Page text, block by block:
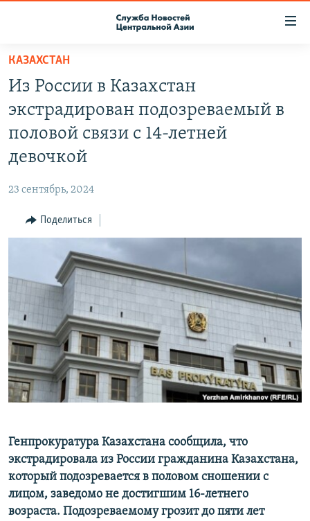
Вернуться
основному
содержанию
Вернутся
главной
Вернутся
поиску
КОНТАКТЫ
RFE/RL ДИРЕКТ
МИГРАНТ МЕДИА
КАЗАХСТАН
Из России в Казахстан
экстрадирован подозреваемый в
половой связи с 14-летней
девочкой
23 сентябрь, 2024
Поделиться
Генпрокуратура Казахстана сообщила, что
экстрадировала из России гражданина Казахстана,
который подозревается в половом сношении с
лицом, заведомо не достигшим 16-летнего
возраста. Подозреваемому грозит до пяти лет